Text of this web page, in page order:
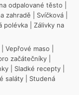
odpalované těsto
zahradě Svíčková
polévka
Zálivky na
Vepřové maso
začátečníky
Sladké recepty
saláty
Studená